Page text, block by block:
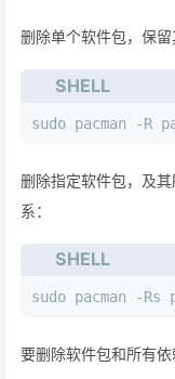
删除单个软件包，保
SHELL
sudo pacman -R
删除指定软件包，及
系：
SHELL
sudo pacman -Rs
要删除软件包和所有